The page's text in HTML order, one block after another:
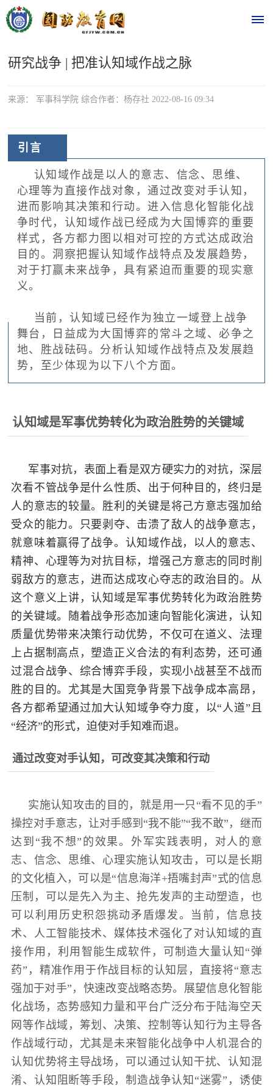
首
页
要
闻
时
政
要
闻
热
点
追
热
点
追
踪
国
防
国
国
知
识
国
防
知
识
全
民
防
全
民
国
防
子
弟
兵
子
弟
国
动
员
国
防
动
员
人
民
防
空
人
民
防
空
国
防
库
国
防
智
库
英
雄
模
研究战争 | 把准认知域作战之脉
来源： 军事科学院 综合作者：杨存社 2022-08-16 09:34
引言
认知域作战是以人的意志、信念、思维、
心理等为直接作战对象，通过改变对手认知，
进而影响其决策和行动。进入信息化智能化战
争时代，认知域作战已经成为大国博弈的重要
样式，各方都力图以相对可控的方式达成政治
目的。洞察把握认知域作战特点及发展趋势，
对于打赢未来战争，具有紧迫而重要的现实意
义。
当前，认知域已经作为独立一域登上战争
舞台，日益成为大国博弈的常斗之域、必争之
地、胜战砝码。分析认知域作战特点及发展趋
势，至少体现为以下八个方面。
认知域是军事优势转化为政治胜势的关键域
军事对抗，表面上看是双方硬实力的对抗，深层
次看不管战争是什么性质、出于何种目的，终归是
人的意志的较量。胜利的关键是将己方意志强加给
受众的能力。只要剥夺、击溃了敌人的战争意志，
就意味着赢得了战争。认知域作战，以人的意志、
精神、心理等为对抗目标，增强己方意志的同时削
弱敌方的意志，进而达成攻心夺志的政治目的。从
这个意义上讲，认知域是军事优势转化为政治胜势
的关键域。随着战争形态加速向智能化演进，认知
质量优势带来决策行动优势，不仅可在道义、法理
上占据制高点，塑造正义合法的有利态势，还可通
过混合战争、综合博弈手段，实现小战甚至不战而
胜的目的。尤其是大国竞争背景下战争成本高昂，
各方都希望通过加大认知域争夺力度，以“人道”且
“经济”的形式，迫使对手知难而退。
通过改变对手认知，可改变其决策和行动
实施认知攻击的目的，就是用一只“看不见的手”
操控对手意志，让对手感到“我不能”“我不敢”，继而
达到“我不想”的效果。外军实践表明，对人的意
志、信念、思维、心理实施认知攻击，可以是长期
的文化植入，可以是“信息海洋+捂嘴封声”式的信息
压制，可以是先入为主、抢先发声的主动塑造，也
可以利用历史积怨挑动矛盾爆发。当前，信息技
术、人工智能技术、媒体技术强化了对认知域的直
接作用，利用智能生成软件，可制造大量认知“弹
药”，精准作用于作战目标的认知层，直接将“意志
强加于对手”，快速改变战略态势。展望信息化智能
化战场，态势感知力量和平台广泛分布于陆海空天
网等作战域，筹划、决策、控制等认知行为主导各
作战域行动，尤其是未来智能化战争中人机混合的
认知优势将主导战场，可以通过认知干扰、认知混
淆、认知阻断等手段，制造战争认知“迷雾”，诱使